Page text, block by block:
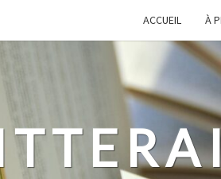
ACCUEIL À